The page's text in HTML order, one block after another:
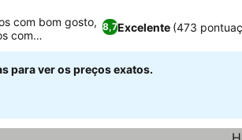
8,7Excelente (473
com bom gosto,
com
para ver os preços exatos.